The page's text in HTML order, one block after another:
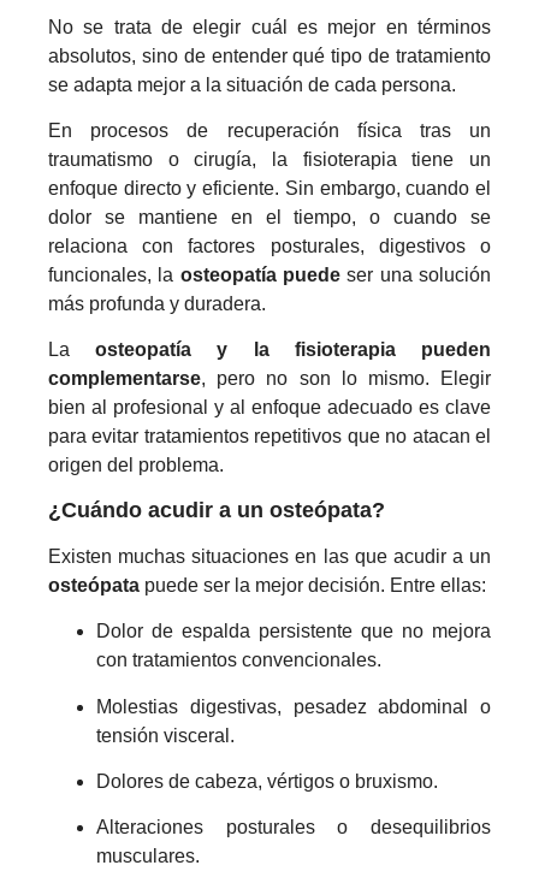
No se trata de elegir cuál es mejor en términos
absolutos, sino de entender qué tipo de tratamiento
se adapta mejor a la situación de cada persona.
En procesos de recuperación física tras un
traumatismo o cirugía, la fisioterapia tiene un
enfoque directo y eficiente. Sin embargo, cuando el
dolor se mantiene en el tiempo, o cuando se
relaciona con factores posturales, digestivos o
funcionales, la osteopatía puede ser una solución
más profunda y duradera.
Laosteopatía y la fisioterapia pueden
complementarse, pero no son lo mismo. Elegir
bien al profesional y al enfoque adecuado es clave
para evitar tratamientos repetitivos que no atacan el
origen del problema.
¿Cuándo acudir a un osteópata?
Existen muchas situaciones en las que acudir a un
osteópata puede ser la mejor decisión. Entre ellas:
Dolor de espalda persistente que no mejora
con tratamientos convencionales.
Molestias digestivas, pesadez abdominal o
tensión visceral.
Dolores de cabeza, vértigos o bruxismo.
Alteraciones posturales o desequilibrios
musculares.